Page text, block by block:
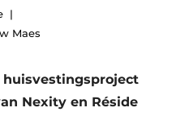
Maes
Nexity en Réside